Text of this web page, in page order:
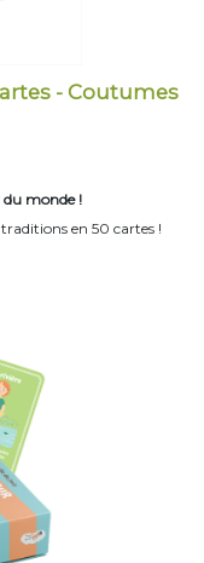
- Coutumes
du monde !
en 50 cartes !